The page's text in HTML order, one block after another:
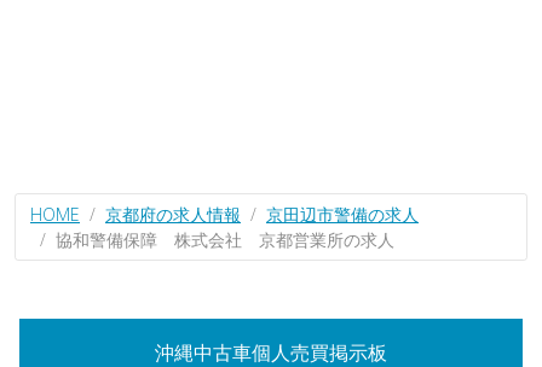
HOME 京都府の求人情報
京田辺市警備の求人
協和警備保障 株式会社 京都営業所の求人
沖縄中古車個人売買掲示板